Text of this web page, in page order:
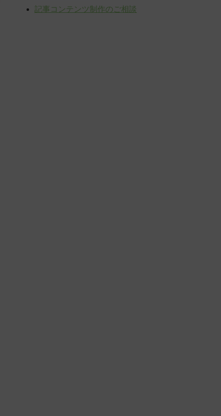
記事コンテンツ制作のご相談